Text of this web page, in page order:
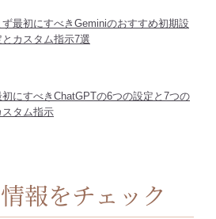
ず最初にすべきGeminiのおすすめ初期設
とカスタム指示7選
初にすべきChatGPTの6つの設定と7つの
スタム指示
報をチェック